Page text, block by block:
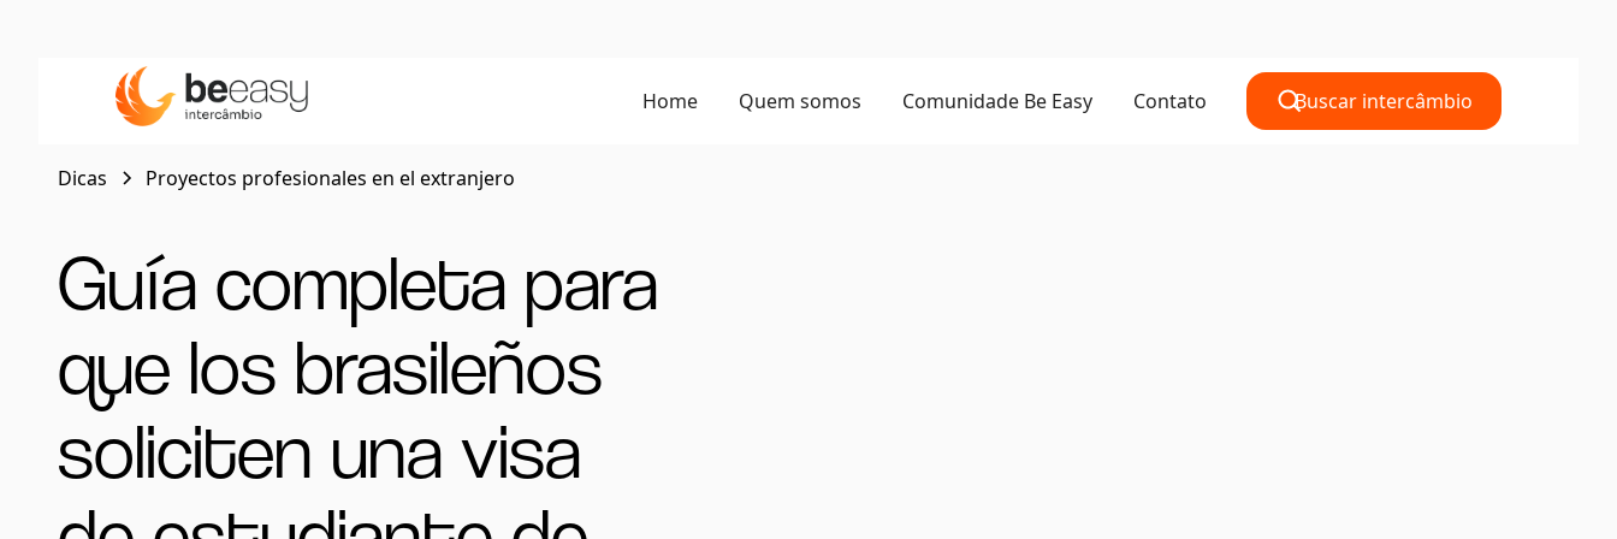
Home Quem somos Comunidade Be Easy Contato Buscar intercâmbio
Dicas Proyectos profesionales en el extranjero
Guía completa para
que los brasileños
soliciten una visa